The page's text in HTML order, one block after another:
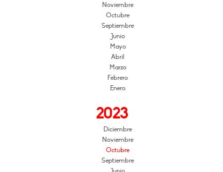
Noviembre
Octubre
Septiembre
Junio
Mayo
Abril
Marzo
Febrero
Enero
2023
Diciembre
Noviembre
Octubre
Septiembre